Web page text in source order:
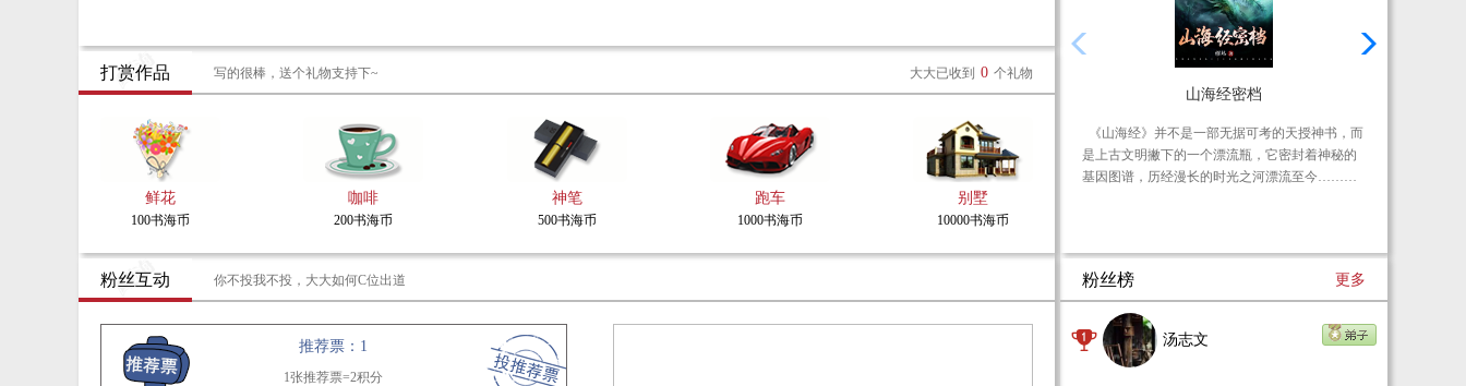
打赏作品 写的很棒，送个礼物支持下~ 大大已收到 0 个礼物
鲜花
100书海币
咖啡
200书海币
神笔
500书海币
跑车
1000书海币
别墅
10000书海币
粉丝互动 你不投我不投，大大如何C位出道
推荐票：1
1张推荐票=2积分
山海经密档
《山海经》并不是一部无据可考的天授神书，而
是上古文明撇下的一个漂流瓶，它密封着神秘的
基因图谱，历经漫长的时光之河漂流至今……在
而地球，这颗在银河系中已经存在了四十五亿年
轫之始到发展至今，只不过是一天中的一秒，而
在这一秒钟的时间单位之外，这颗星球上却历经
粉丝榜 更多
汤志文